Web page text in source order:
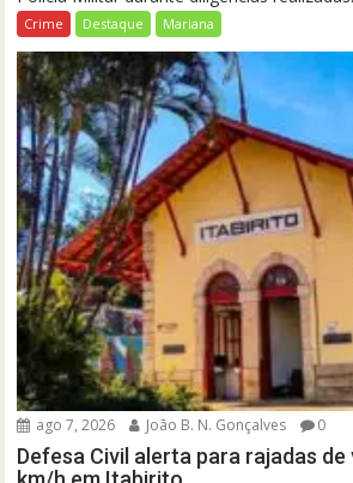
Crime Destaque Mariana
ago 7, 2026 João B. N. Gonçalves 0
Defesa Civil alerta para rajadas